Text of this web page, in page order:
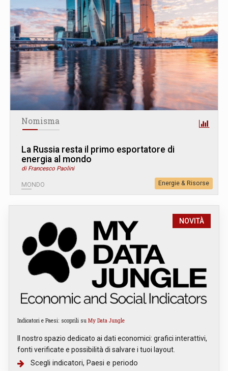
Nomisma
La Russia resta il primo esportatore di
energia al mondo
di Francesco Paolini
MONDO Energie & Risorse
NOVITÀ
Indicatori e Paesi: scoprili su My Data Jungle
Il nostro spazio dedicato ai dati economici: grafici interattivi,
fonti verificate e possibilità di salvare i tuoi layout.
Scegli indicatori, Paesi e periodo